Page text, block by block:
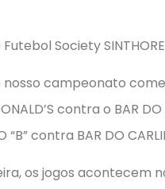
Society
nosso campeonato
contra o BAR
“B” contra BAR DO
os jogos acontecem